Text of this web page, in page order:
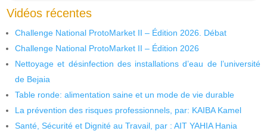
Vidéos récentes
Challenge National ProtoMarket II – Édition 2026. Débat
Challenge National ProtoMarket II – Édition 2026
Nettoyage et désinfection des installations d’eau de l’université
de Bejaia
Table ronde: alimentation saine et un mode de vie durable
La prévention des risques professionnels, par: KAIBA Kamel
Santé, Sécurité et Dignité au Travail, par : AIT YAHIA Hania